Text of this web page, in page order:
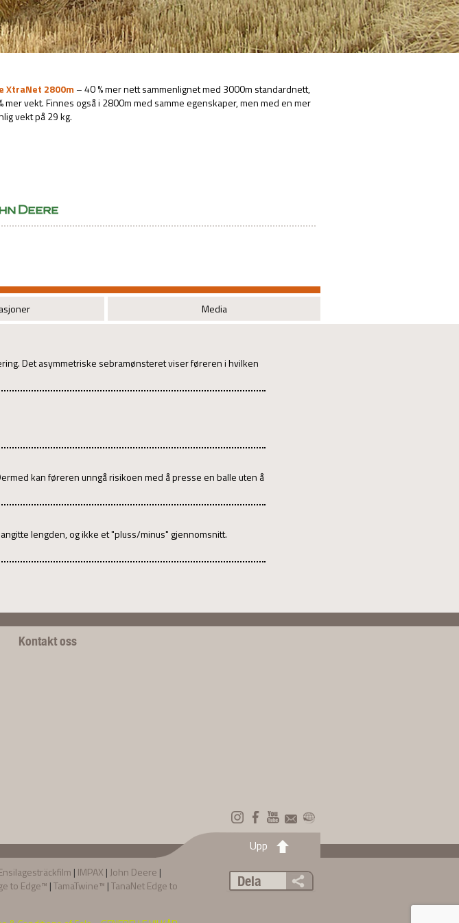
XtraNet 2800m – 40 % mer nett sammenlignet med 3000m standardnett,
mer vekt. Finnes også i 2800m med samme egenskaper, men med en mer
vekt på 29 kg.
Media
Det asymmetriske sebramønsteret viser føreren i hvilken
kan føreren unngå risikoen med å presse en balle uten å
lengden, og ikke et "pluss/minus" gjennomsnitt.
Kontakt oss
Upp
Dela
| IMPAX | John Deere |
to Edge™ |TamaTwine™ |TanaNet Edge to